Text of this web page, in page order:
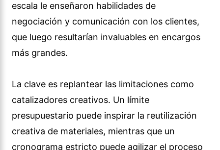
escala le enseñaron habilidades de
negociación y comunicación con los clientes,
que luego resultarían invaluables en encargos
más grandes.
La clave es replantear las limitaciones como
catalizadores creativos. Un límite
presupuestario puede inspirar la reutilización
creativa de materiales, mientras que un
cronograma estricto puede agilizar el proceso